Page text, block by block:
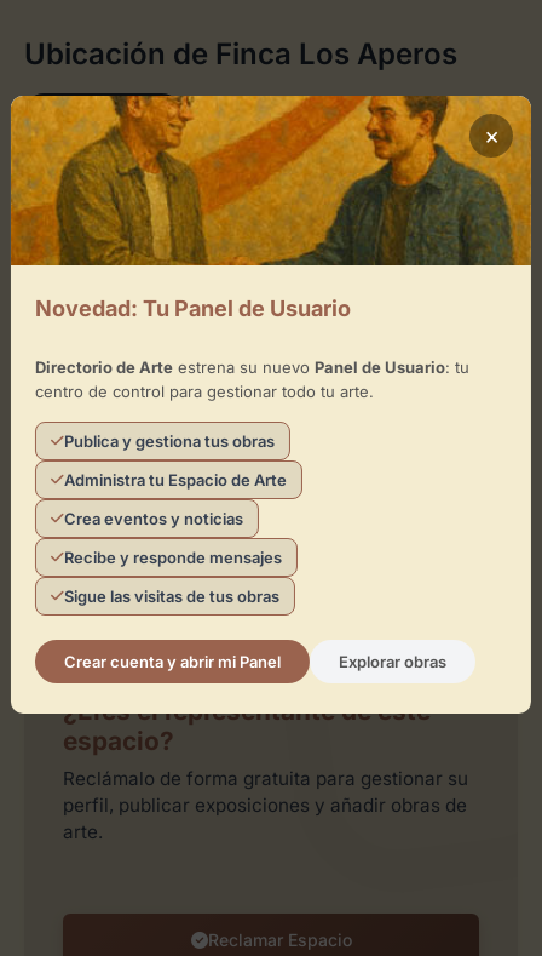
Ubicación de Finca Los Aperos
Cómo llegar
¿Eres el representante de este
espacio?
Reclámalo de forma gratuita para gestionar su
perfil, publicar exposiciones y añadir obras de
arte.
Reclamar Espacio
×
Novedad: Tu Panel de Usuario
Directorio de Arteestrena su nuevo Panel de Usuario: tu
centro de control para gestionar todo tu arte.
Publica y gestiona tus obras
Administra tu Espacio de Arte
Crea eventos y noticias
Recibe y responde mensajes
Sigue las visitas de tus obras
Crear cuenta y abrir mi Panel Explorar obras